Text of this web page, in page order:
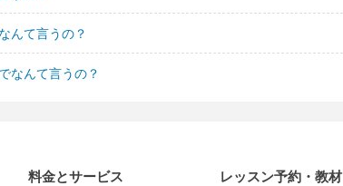
んて言うの？
なんて言うの？
料金とサービス レッスン予約・教材